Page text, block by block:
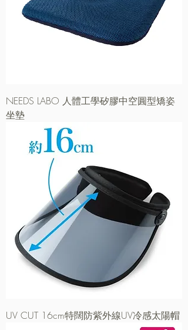
NEEDS LABO 人體工學矽膠中空圓型矯姿
坐墊
UV CUT 16cm特闊防紫外線UV冷感太陽帽